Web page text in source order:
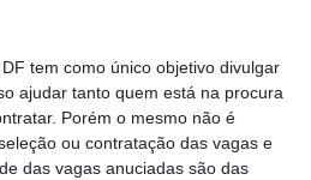
tem como único objetivo divulgar
ajudar tanto quem está na procura
Porém o mesmo não é
ou contratação das vagas e
das vagas anuciadas são das